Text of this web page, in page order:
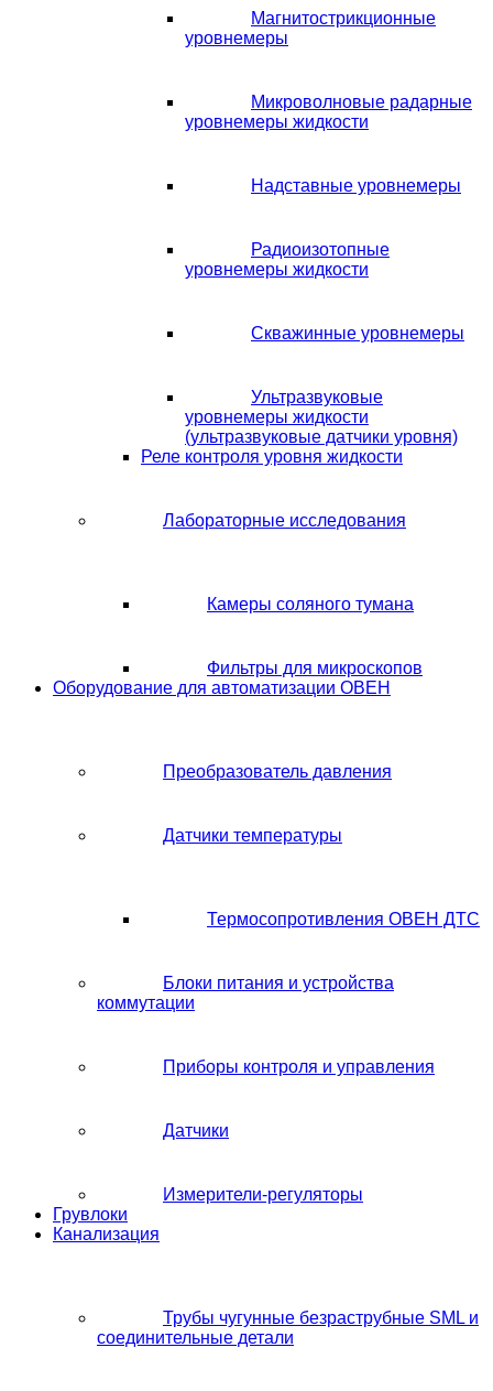
Магнитострикционные
уровнемеры
Микроволновые радарные
уровнемеры жидкости
Надставные уровнемеры
Радиоизотопные
уровнемеры жидкости
Скважинные уровнемеры
Ультразвуковые
уровнемеры жидкости
(ультразвуковые датчики уровня)
Реле контроля уровня жидкости
Лабораторные исследования
Камеры соляного тумана
Фильтры для микроскопов
Оборудование для автоматизации ОВЕН
Преобразователь давления
Датчики температуры
Термосопротивления ОВЕН ДТС
Блоки питания и устройства
коммутации
Приборы контроля и управления
Датчики
Измерители-регуляторы
Грувлоки
Канализация
Трубы чугунные безраструбные SML и
соединительные детали